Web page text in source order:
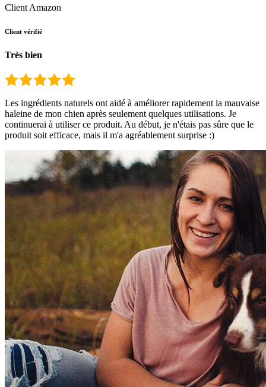
Client Amazon
Client vérifié
Très bien
Les ingrédients naturels ont aidé à améliorer rapidement la mauvaise
haleine de mon chien après seulement quelques utilisations. Je
continuerai à utiliser ce produit. Au début, je n'étais pas sûre que le
produit soit efficace, mais il m'a agréablement surprise :)